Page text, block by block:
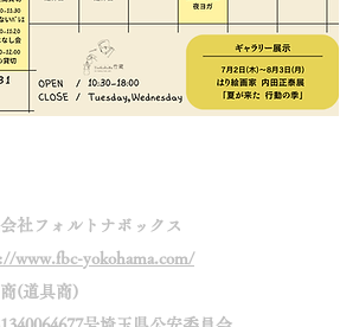
社フォルトナボックス
www.fbc-yokohama.com/
(道具商)